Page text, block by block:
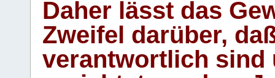
Daher lässt das
Zweifel darüber,
verantwortlich sind